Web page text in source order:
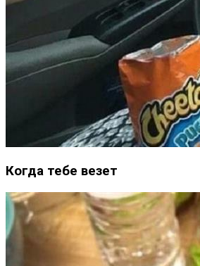
Когда тебе везет